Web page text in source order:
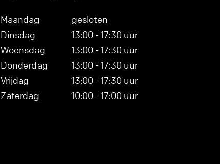
Maandag
gesloten
Dinsdag
13:00 - 17:30 uur
Woensdag
13:00 - 17:30 uur
Donderdag
13:00 - 17:30 uur
Vrijdag
13:00 - 17:30 uur
Zaterdag
10:00 - 17:00 uur